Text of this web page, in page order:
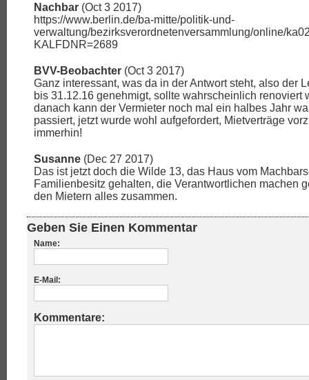
Nachbar (Oct 3 2017)
https://www.berlin.de/ba-mitte/politik-und-
verwaltung/bezirksverordnetenversammlung/online/
KALFDNR=2689
BVV-Beobachter (Oct 3 2017)
Ganz interessant, was da in der Antwort steht, also der
bis 31.12.16 genehmigt, sollte wahrscheinlich renoviert
danach kann der Vermieter noch mal ein halbes Jahr
passiert, jetzt wurde wohl aufgefordert, Mietverträge
immerhin!
Susanne (Dec 27 2017)
Das ist jetzt doch die Wilde 13, das Haus vom
Familienbesitz gehalten, die Verantwortlichen machen
den Mietern alles zusammen.
Geben Sie Einen Kommentar
Name:
E-Mail:
Kommentare: